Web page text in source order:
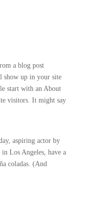
a blog post
show up in your site
start with an About
visitors. It might say
aspiring actor by
Los Angeles, have a
coladas. (And